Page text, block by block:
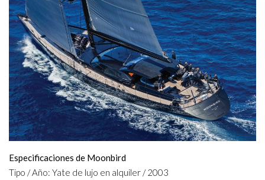
Especificaciones de Moonbird
Tipo / Año: Yate de lujo en alquiler / 2003